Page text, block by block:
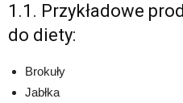
1.1. Przykładowe
do diety:
Brokuły
Jabłka